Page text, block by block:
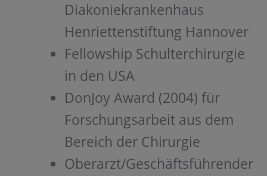
Diakoniekrankenhaus
Henriettenstiftung Hannover
Fellowship Schulterchirurgie
in den USA
DonJoy Award (2004) für
Forschungsarbeit aus dem
Bereich der Chirurgie
Oberarzt/Geschäftsführender